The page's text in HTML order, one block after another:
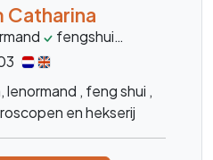
Catharina
fengshui
lenormand , feng shui ,
en hekserij